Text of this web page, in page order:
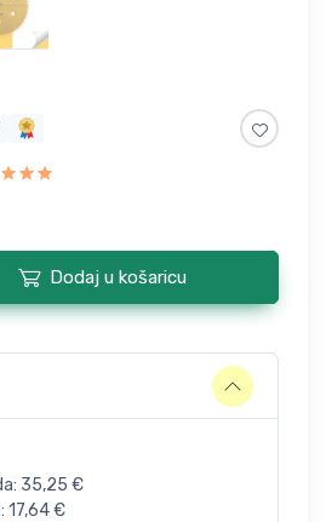
Dodaj u košaricu
35,25 €
17,64€